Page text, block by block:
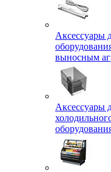
Аксессуары
выносным
Аксессуары